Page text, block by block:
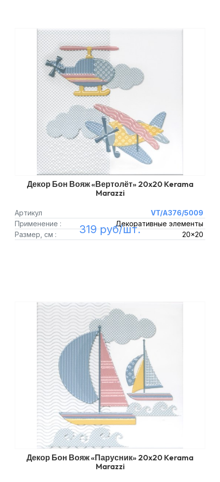
Декор Бон Вояж «Вертолёт» 20x20 Kerama
Marazzi
Артикул
VT/A376/5009
Применение :
Декоративные элементы
Размер, см :
20x20
319 руб/шт.
Декор Бон Вояж «Парусник» 20x20 Kerama
Marazzi